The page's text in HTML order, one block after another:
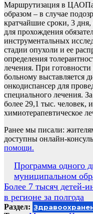
Маршрутизация в
образом – в случае
кратчайшие сроки, 3 дня,
для прохождения
инструментальных
стадии опухоли и ее
определения
лечения. При готовности
больному выставляется
онкодиспансер для
специального лечения.
более 29,1 тыс. человек,
химиотерапевтическое
Ранее мы писали:
доступны онлайн-
помощи.
Навигация
по
записям
Программа одного
муниципальном
Более 7 тысяч детей-
в регионе за полгода
Раздел: